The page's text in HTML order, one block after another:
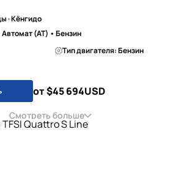
· Кёнгидо
Автомат (AT) • Бензин
Тип двигателя: Бензин
от $45 694USD
Смотреть больше